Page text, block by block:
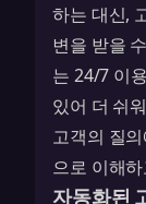
하는 대신,
변을 받을
는 24/7 이
있어 더 쉬
고객의 질
으로 이해
자동화된